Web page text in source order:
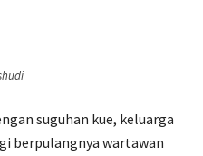
suguhan kue, keluarga
berpulangnya wartawan